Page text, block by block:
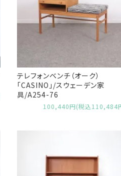
テレフォンベンチ（オーク）
「CASINO」/スウェーデン家
具/A254-76
100,440円(税込110,484